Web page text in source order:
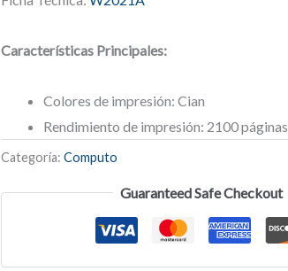
Características Principales:
Colores de impresión: Cian
Rendimiento de impresión: 2100 páginas
Categoría:Computo
Guaranteed Safe Checkout